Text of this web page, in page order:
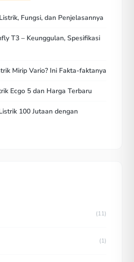
Fungsi, dan Penjelasannya
T3 – Keunggulan, Spesifikasi
Mirip Vario? Ini Fakta-faktanya
Ecgo 5 dan Harga Terbaru
100 Jutaan dengan
(11)
(1)